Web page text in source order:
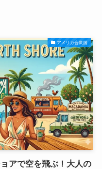
アメリカ合衆国
アで空を飛ぶ！大人の